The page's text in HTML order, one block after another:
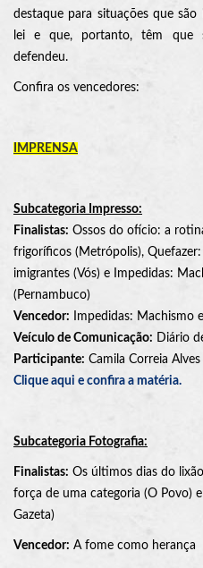
destaque para situações que
lei e que, portanto, têm que
defendeu.
Confira os vencedores:
IMPRENSA
Subcategoria Impresso:
Finalistas: Ossos do ofício: a
frigoríficos (Metrópolis),
imigrantes (Vós) e Impedidas:
(Pernambuco)
Vencedor: Impedidas: Machismo
Veículo de Comunicação: Diário
Participante: Camila Correia Alves
Clique aqui e confira a matéria.
Subcategoria Fotografia:
Finalistas: Os últimos dias do
força de uma categoria (O Povo)
Gazeta)
Vencedor: A fome como herança